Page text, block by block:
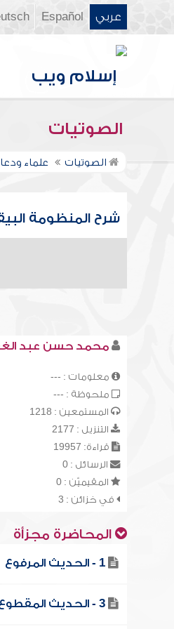
عربي Español
الصوتيات
الصوتيات علماء
شرح المنظومة
محمد حسن عبد
معلومات : ---
ملحوظة : ---
المستمعين : 1218
التنزيل : 2177
قراءة: 19957
الرسائل : 0
المقيميّن : 0
في خزائن : 3
المحاضرة مجزأة
1 - الحديث المرفوع
3 - الحديث المقطوع